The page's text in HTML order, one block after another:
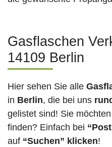
Gasflaschen
14109 Berlin
Hier sehen Sie alle
in Berlin, die bei uns
gelistet sind! Sie
finden? Einfach bei
auf “Suchen” klicken!